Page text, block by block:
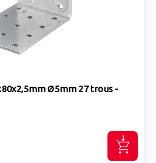
Ø5mm 27 trous -